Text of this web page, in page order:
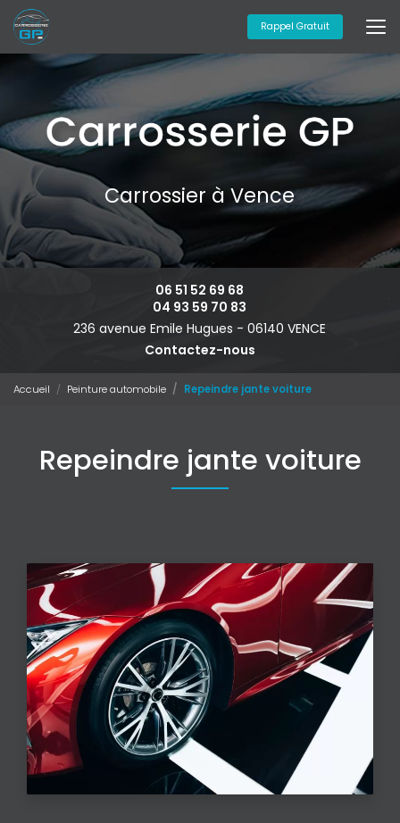
Aller
au
contenu
principal
Rappel Gratuit
Carrossier à Vence
06 51 52 69 68
04 93 59 70 83
236 avenue Emile Hugues -06140 VENCE
Contactez-nous
Accueil Peinture automobile Repeindre jante voiture
Repeindre jante voiture